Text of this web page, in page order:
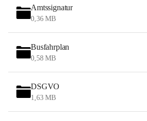
Stössing zählt noch zum
zum Naherholungsraum St. Pölten.
„ihre Wiener“. Seit 1960 bauten viele
Wochenendhäuser im Gemeindegebiet.
waldreichen Jagdgebietes haben viele
Das Wandern ist aus touristischer Sicht
Tätigkeit. Das hügelige Gebiet mit
Wiesen, Wälder und Obstkulturen lädt
Amtssignatur
0,36 MB
Busfahrplan
0,58 MB
DSGVO
1,63 MB